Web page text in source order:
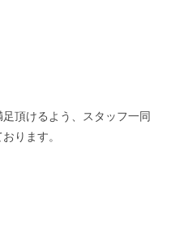
頂けるよう、スタッフ一同
ります。